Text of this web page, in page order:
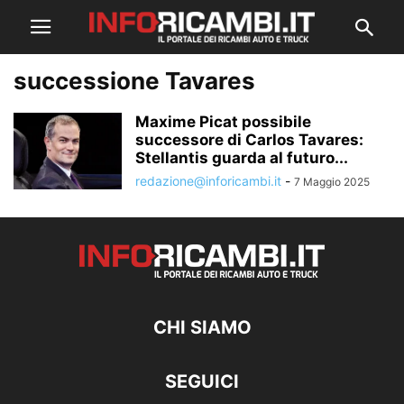
successione Tavares
Maxime Picat possibile
successore di Carlos Tavares:
Stellantis guarda al futuro...
redazione@inforicambi.it - 7 Maggio 2025
CHI SIAMO
SEGUICI